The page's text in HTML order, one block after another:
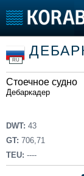
Тип судна
Добавить судно
Добавить проект
Последние 100
Пульс
Новости
Компании
Репутация
RU
Стоечное судно
Дебаркадер
DWT: 43
GT: 706,71
TEU: ----